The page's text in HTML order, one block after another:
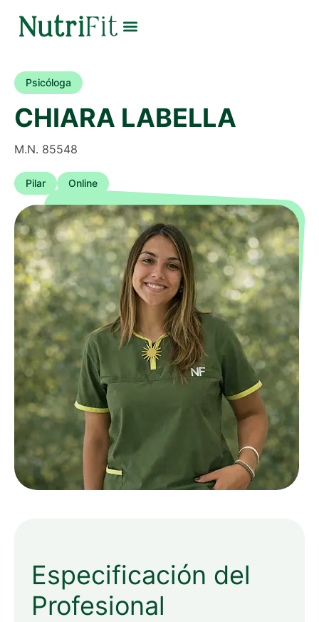
Psicóloga
CHIARA LABELLA
M.N. 85548
Pilar Online
Especificación del
Profesional